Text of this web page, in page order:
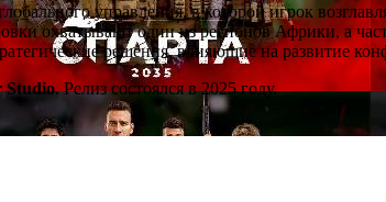
управления, в которой игрок
охватывают один из регионов Африки, а
решения, влияющие на развитие
Studio. Релиз состоялся в 2025 году.